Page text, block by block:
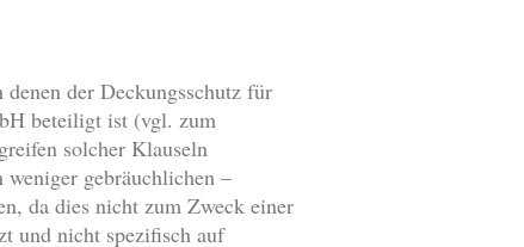
der Deckungsschutz für
beteiligt ist (vgl. zum
solcher Klauseln
gebräuchlichen –
da dies nicht zum Zweck einer
und nicht spezifisch auf